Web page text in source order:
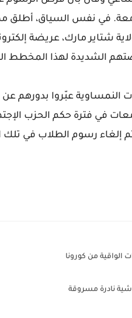
في نفس السياق، أطلق
شتاير مارك، عريضة
الشديدة لهذا المخطط
النمساوية عبّروا بدورهم
إلغاء رسوم الطلاب في تلك
الواقية من كورونا
نادرة مسروقة